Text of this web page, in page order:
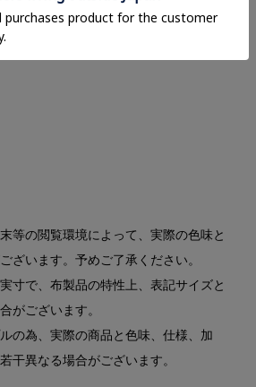
すぎず上品な印象に仕上げました。
GRAYは、25AWの新色になります。
等の閲覧環境によって、実際の色味と
ざいます。予めご了承ください。
寸で、布製品の特性上、表記サイズと
がございます。
の為、実際の商品と色味、仕様、加
干異なる場合がございます。